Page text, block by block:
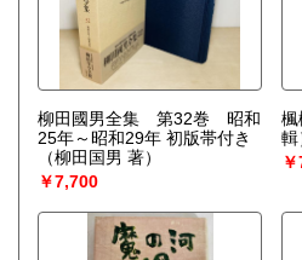
柳田國男全集 第32巻 昭和
25年～昭和29年 初版帯付き
（柳田国男 著）
￥7,700
楓
輯